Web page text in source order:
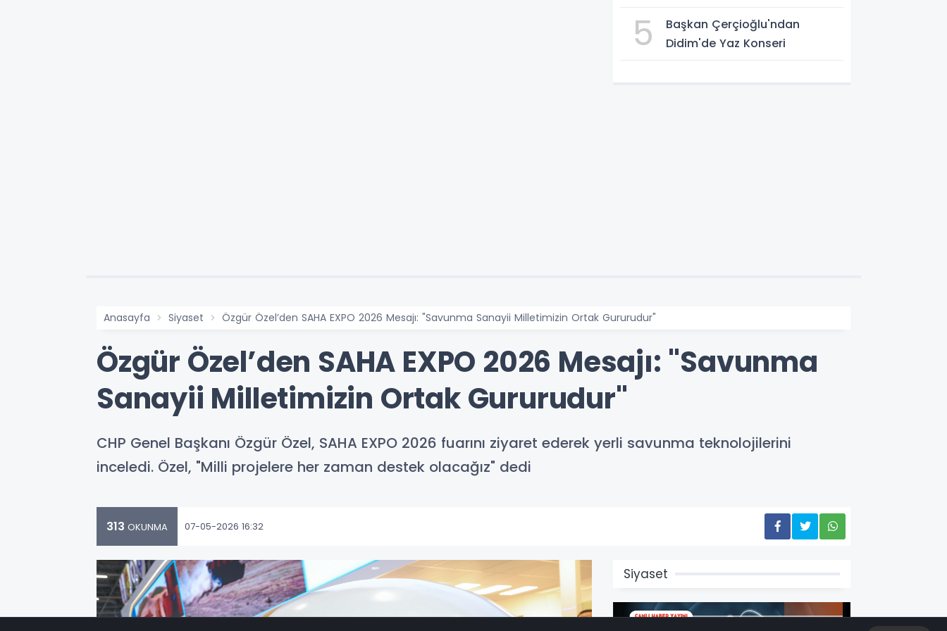
5
Başkan Çerçioğlu'ndan
Didim'de Yaz Konseri
Anasayfa Siyaset Özgür Özel’den SAHA EXPO 2026 Mesajı: "Savunma Sanayii Milletimizin Ortak Gururudur"
Özgür Özel’den SAHA EXPO 2026 Mesajı: "Savunma
Sanayii Milletimizin Ortak Gururudur"
CHP Genel Başkanı Özgür Özel, SAHA EXPO 2026 fuarını ziyaret ederek yerli savunma teknolojilerini
inceledi. Özel, "Milli projelere her zaman destek olacağız" dedi
313 OKUNMA 07-05-2026 16:32
Siyaset